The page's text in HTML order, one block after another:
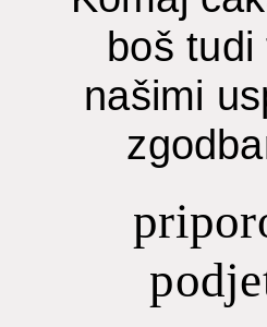
boš tudi
našimi